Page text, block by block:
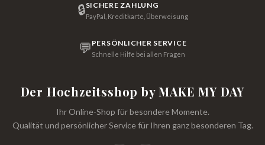
🔒SICHERE ZAHLUNG
PayPal, Kreditkarte, Überweisung
💬 PERSÖNLICHER SERVICE
Schnelle Hilfe bei allen Fragen
Der Hochzeitsshop by MAKE MY DAY
Ihr Online-Shop für besondere Momente.
Qualität und persönlicher Service für Ihren ganz besonderen Tag.